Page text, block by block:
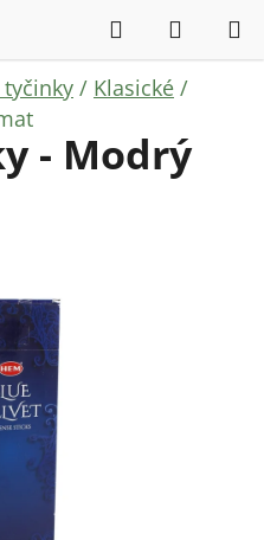
Hľadať
KOŠÍK
/ Klasické /
- Modrý